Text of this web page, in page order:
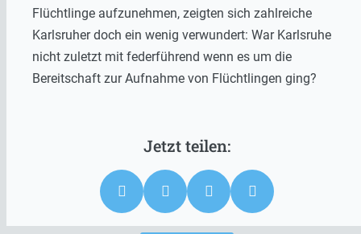
Flüchtlinge aufzunehmen, zeigten sich zahlreiche
Karlsruher doch ein wenig verwundert: War Karlsruhe
nicht zuletzt mit federführend wenn es um die
Bereitschaft zur Aufnahme von Flüchtlingen ging?